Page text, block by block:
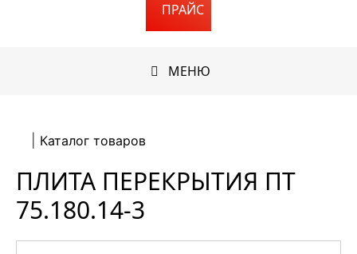
ПРАЙС
МЕНЮ
Каталог товаров
ПЛИТА ПЕРЕКРЫТИЯ ПТ
75.180.14-3